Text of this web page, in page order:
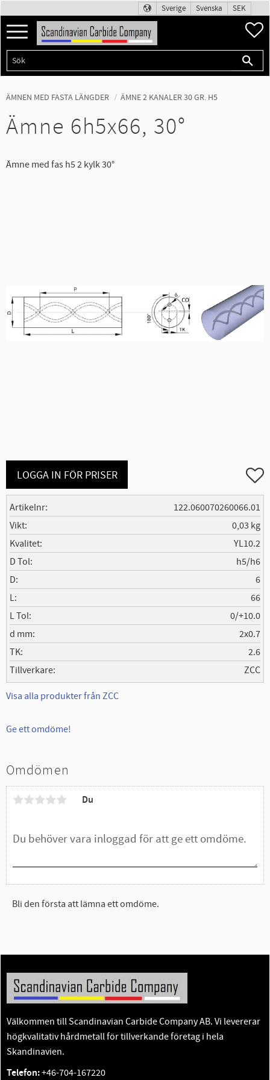
Meny
Sverige Svenska SEK
ÄMNEN MED FASTA LÄNGDER ÄMNE 2 KANALER 30 GR. H5
Ämne 6h5x66, 30°
Ämne med fas h5 2 kylk 30°
LOGGA IN FÖR PRISER Lägg
Artikelnr
122.060070260066.01
Vikt
0,03 kg
Kvalitet
YL10.2
D Tol
h5/h6
D
6
L
66
L Tol
0/+10.0
d mm
2x0.7
TK
2.6
Tillverkare
ZCC
Visa alla produkter från ZCC
Ge ett omdöme!
Omdömen
Du
Bli den första att lämna ett omdöme.
Välkommen till Scandinavian Carbide Company AB. Vi levererar
högkvalitativ hårdmetall för tillverkande företag i hela
Skandinavien.
Telefon:+46-704-167220